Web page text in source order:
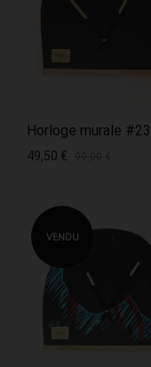
Horloge murale #23
49,50 €
VENDU